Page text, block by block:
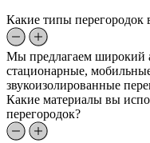
Какие типы перегородок
Мы предлагаем широкий
стационарные,
звукоизолированные
Какие материалы вы
перегородок?